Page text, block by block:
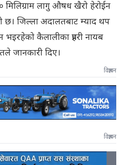
मिलिग्राम लागु औषध खैरो हेरोईन
छ। जिल्ला अदालतबाट म्याद थप
कैलालीका प्रहरी नायब
जानकारी दिए।
विज्ञापन
विज्ञापन